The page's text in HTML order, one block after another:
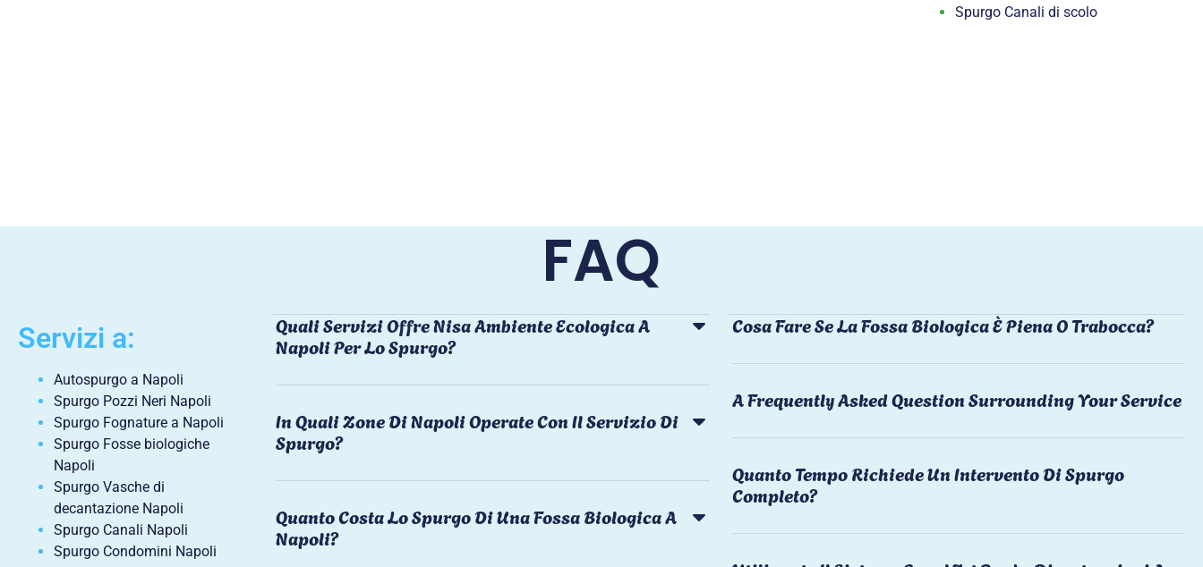
Spurgo Canali di scolo
FAQ
Servizi a:
Autospurgo a Napoli
Spurgo Pozzi Neri Napoli
Spurgo Fognature a Napoli
Spurgo Fosse biologiche
Napoli
Spurgo Vasche di
decantazione Napoli
Spurgo Canali Napoli
Spurgo Condomini Napoli
Quali Servizi Offre Nisa Ambiente Ecologica A
Napoli Per Lo Spurgo?
In Quali Zone Di Napoli Operate Con Il Servizio Di
Spurgo?
Quanto Costa Lo Spurgo Di Una Fossa Biologica A
Napoli?
Cosa Fare Se La Fossa Biologica È Piena O Trabocca?
A Frequently Asked Question Surrounding Your Service
Quanto Tempo Richiede Un Intervento Di Spurgo
Completo?